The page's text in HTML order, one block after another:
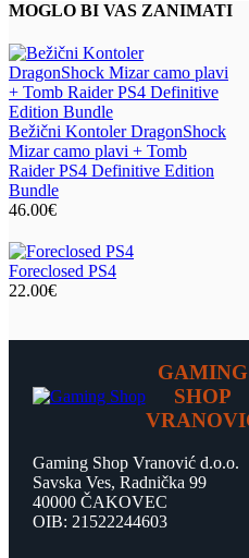
MOGLO BI VAS ZANIMATI
Bežični Kontoler DragonShock
Mizar camo plavi + Tomb
Raider PS4 Definitive Edition
Bundle
46.00€
Foreclosed PS4
22.00€
GAMING
SHOP
Gaming Shop Vranović d.o.o.
Savska Ves, Radnička 99
40000 ČAKOVEC
OIB: 21522244603